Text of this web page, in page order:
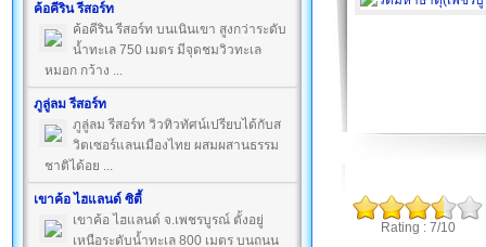
ค้อคีริน รีสอร์ท
ค้อคีริน รีสอร์ท บนเนินเขา สูงกว่าระดับ
น้ำทะเล 750 เมตร มีจุดชมวิวทะเล
หมอก กว้าง ...
ภูลู่ลม รีสอร์ท
ภูลู่ลม รีสอร์ท วิวทิวทัศน์เปรียบได้กับส
วิตเซอร์แลนเมืองไทย ผสมผสานธรรม
ชาติได้อย ...
เขาค้อ ไฮแลนด์ ซิตี้
เขาค้อ ไฮแลนด์ จ.เพชรบูรณ์ ตั้งอยู่
เหนือระดับน้ำทะเล 800 เมตร บนถนน
Rating : 7/10